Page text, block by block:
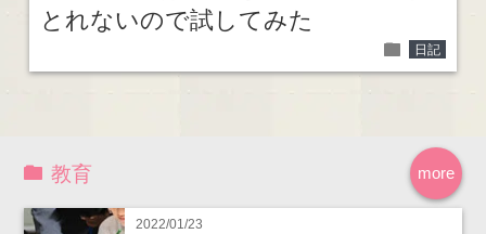
とれないので試してみた
folder 日記
more
教育
2022/01/23